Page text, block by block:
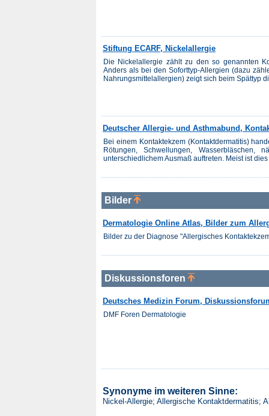
Stiftung ECARF, Nickelallergie
Die Nickelallergie zählt zu den so genannten
Anders als bei den Soforttyp-Allergien (dazu
Nahrungsmittelallergien) zeigt sich beim Spättyp
Deutscher Allergie- und Asthmabund,
Bei einem Kontaktekzem (Kontaktdermatitis)
Rötungen, Schwellungen, Wasserbläschen,
unterschiedlichem Ausmaß auftreten. Meist ist
Bilder
Dermatologie Online Atlas, Bilder zum
Bilder zu der Diagnose "Allergisches
Diskussionsforen
Deutsches Medizin Forum,
DMF Foren Dermatologie
Synonyme im weiteren Sinne:
Nickel-Allergie; Allergische Kontaktdermatitis;